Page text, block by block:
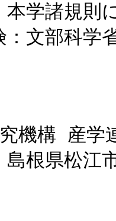
規則に
科学省共
構 産学
県松江市